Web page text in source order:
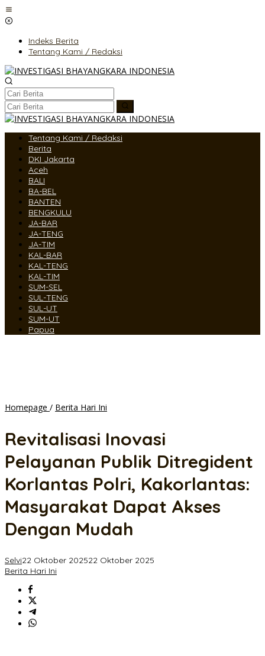
Lewati
ke
Indeks Berita
Tentang Kami / Redaksi
Tentang Kami / Redaksi
Berita
DKI Jakarta
Aceh
BALI
BA-BEL
BANTEN
BENGKULU
JA-BAR
JA-TENG
JA-TIM
KAL-BAR
KAL-TENG
KAL-TIM
SUM-SEL
SUL-TENG
SUL-UT
SUM-UT
Papua
Homepage / Berita Hari Ini
Publik
Korlantas
Kakorlantas:
Masyarakat
Dapat
Dengan
Revitalisasi Inovasi
Pelayanan Publik Ditregident
Korlantas Polri, Kakorlantas:
Masyarakat Dapat Akses
Dengan Mudah
Selvi22 Oktober 202522 Oktober 2025
Berita Hari Ini